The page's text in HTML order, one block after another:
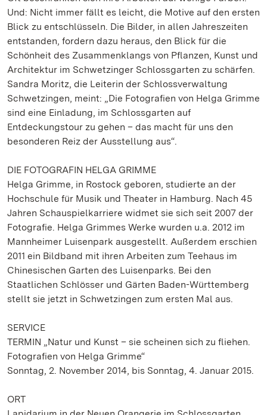
Und: Nicht immer fällt es leicht, die Motive auf den ersten
Blick zu entschlüsseln. Die Bilder, in allen Jahreszeiten
entstanden, fordern dazu heraus, den Blick für die
Schönheit des Zusammenklangs von Pflanzen, Kunst und
Architektur im Schwetzinger Schlossgarten zu schärfen.
Sandra Moritz, die Leiterin der Schlossverwaltung
Schwetzingen, meint: „Die Fotografien von Helga Grimme
sind eine Einladung, im Schlossgarten auf
Entdeckungstour zu gehen – das macht für uns den
besonderen Reiz der Ausstellung aus“.
DIE FOTOGRAFIN HELGA GRIMME
Helga Grimme, in Rostock geboren, studierte an der
Hochschule für Musik und Theater in Hamburg. Nach 45
Jahren Schauspielkarriere widmet sie sich seit 2007 der
Fotografie. Helga Grimmes Werke wurden u.a. 2012 im
Mannheimer Luisenpark ausgestellt. Außerdem erschien
2011 ein Bildband mit ihren Arbeiten zum Teehaus im
Chinesischen Garten des Luisenparks. Bei den
Staatlichen Schlösser und Gärten Baden-Württemberg
stellt sie jetzt in Schwetzingen zum ersten Mal aus.
SERVICE
TERMIN „Natur und Kunst – sie scheinen sich zu fliehen.
Fotografien von Helga Grimme“
Sonntag, 2. November 2014, bis Sonntag, 4. Januar 2015.
ORT